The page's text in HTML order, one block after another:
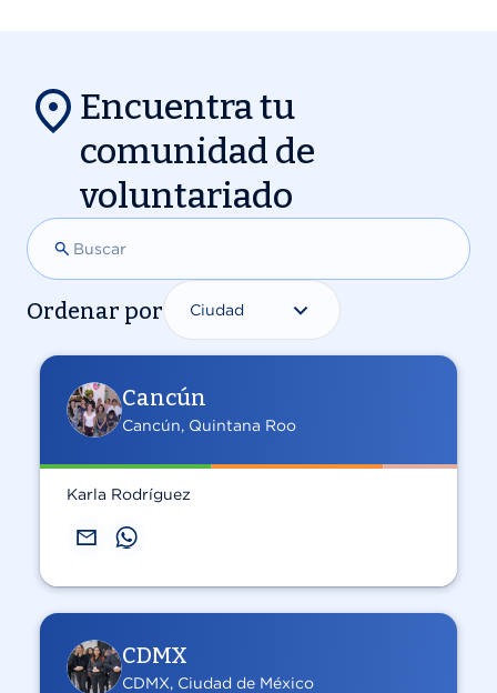
Encuentra tu
comunidad de
voluntariado
Search
Ordenar por
Cancún
Cancún, Quintana Roo
Karla Rodríguez
CDMX
CDMX, Ciudad de México